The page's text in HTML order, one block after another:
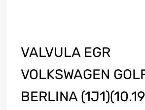
VALVULA EGR
VOLKSWAGEN
BERLINA